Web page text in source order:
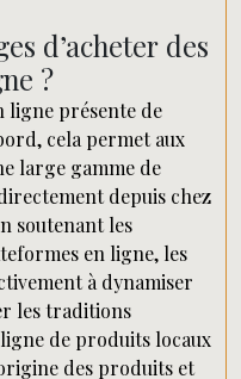
d’acheter des
?
ligne présente de
cela permet aux
large gamme de
depuis chez
soutenant les
en ligne, les
à dynamiser
les traditions
ligne de produits locaux
des produits et